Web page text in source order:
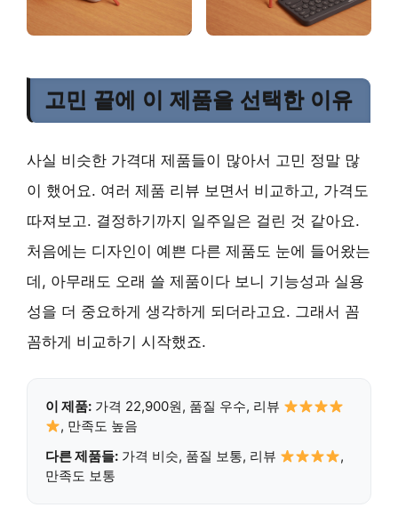
고민 끝에 이 제품을 선택한 이유
사실 비슷한 가격대 제품들이 많아서 고민 정말 많
이 했어요. 여러 제품 리뷰 보면서 비교하고, 가격도
따져보고. 결정하기까지 일주일은 걸린 것 같아요.
처음에는 디자인이 예쁜 다른 제품도 눈에 들어왔는
데, 아무래도 오래 쓸 제품이다 보니 기능성과 실용
성을 더 중요하게 생각하게 되더라고요. 그래서 꼼
꼼하게 비교하기 시작했죠.
이 제품: 가격 22,900원, 품질 우수, 리뷰
, 만족도 높음
다른 제품들: 가격 비슷, 품질 보통, 리뷰
,
만족도 보통